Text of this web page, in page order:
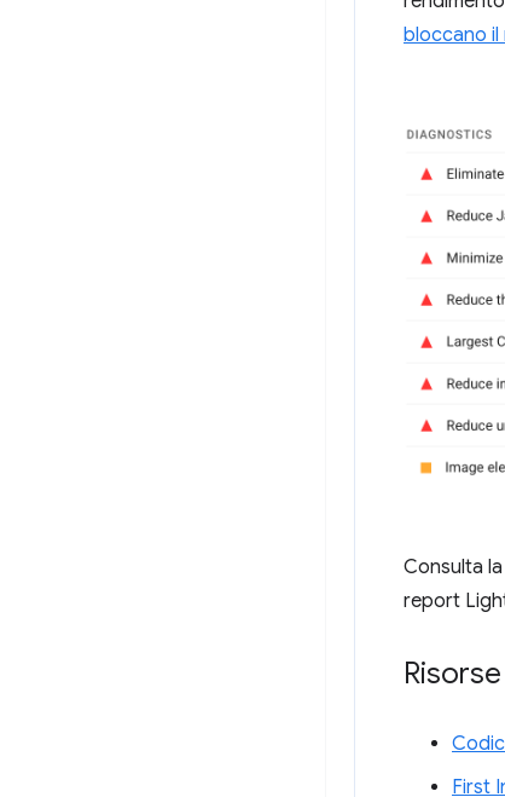
bloccano il
Consulta
report
Risorse
First